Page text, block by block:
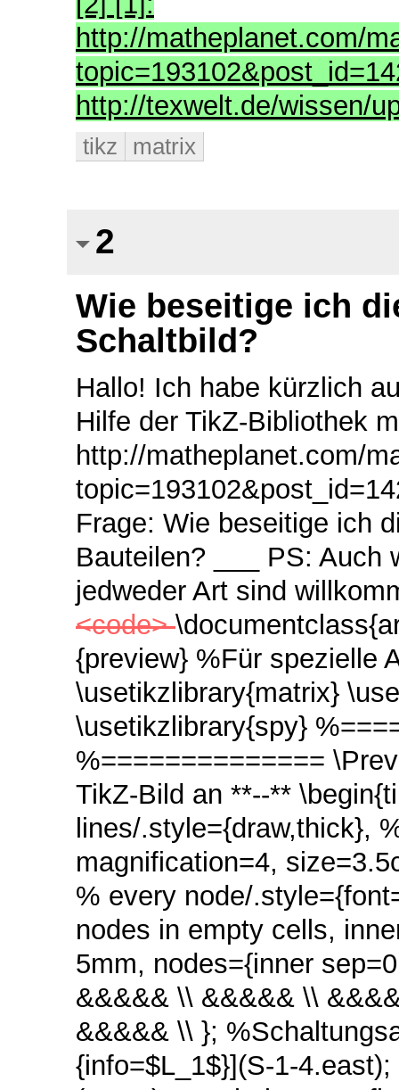
http://matheplanet.com/
http://texwelt.de/wissen/
tikz matrix
2
Wie beseitige ich
Schaltbild?
Hallo! Ich habe kürzlich
Hilfe der TikZ-Bibliothek
http://matheplanet.com/
Frage: Wie beseitige ich
Bauteilen? ___ PS: Auch
jedweder Art sind
<code>
{preview} %Für spezielle
\usetikzlibrary{matrix}
\usetikzlibrary{spy}
%==============
TikZ-Bild an **--**
lines/.style={draw,thick},
magnification=4,
% every node/
nodes in empty cells,
5mm, nodes={inner
&&&&& \\ &&&&& \\
&&&&& \\ };
{info=$L_1$}](S-1-4.east);